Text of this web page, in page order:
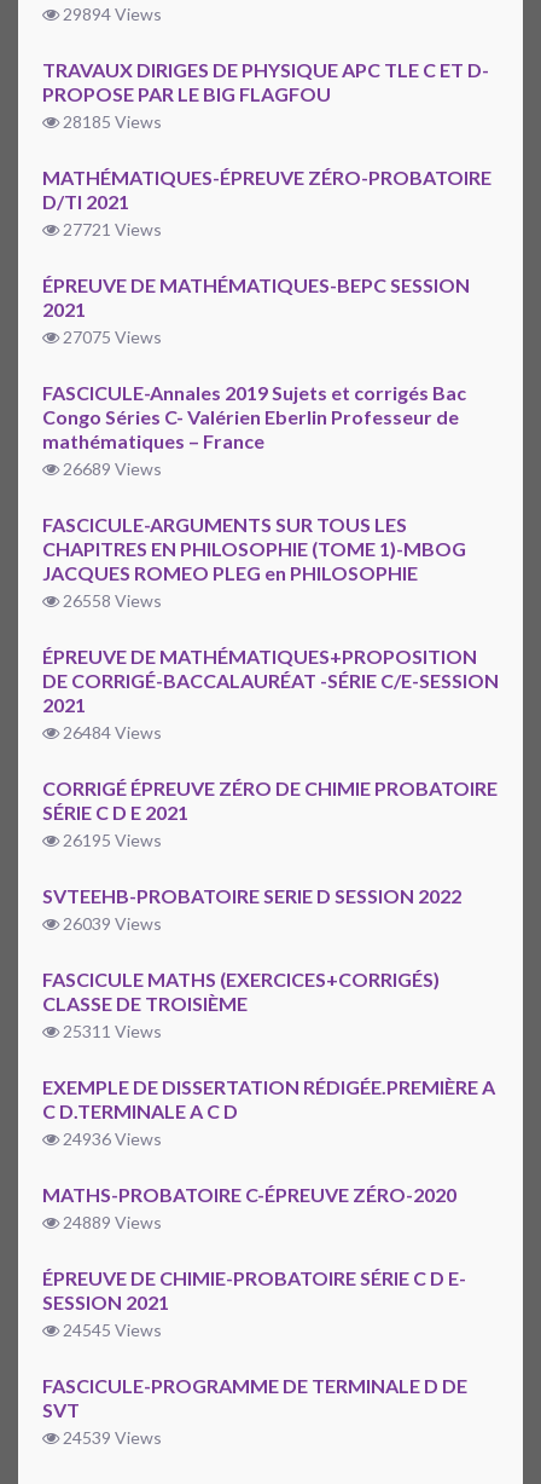
29894 Views
TRAVAUX DIRIGES DE PHYSIQUE APC TLE C ET D-
PROPOSE PAR LE BIG FLAGFOU
28185 Views
MATHÉMATIQUES-ÉPREUVE ZÉRO-PROBATOIRE
D/TI 2021
27721 Views
ÉPREUVE DE MATHÉMATIQUES-BEPC SESSION
2021
27075 Views
FASCICULE-Annales 2019 Sujets et corrigés Bac
Congo Séries C- Valérien Eberlin Professeur de
mathématiques – France
26689 Views
FASCICULE-ARGUMENTS SUR TOUS LES
CHAPITRES EN PHILOSOPHIE (TOME 1)-MBOG
JACQUES ROMEO PLEG en PHILOSOPHIE
26558 Views
ÉPREUVE DE MATHÉMATIQUES+PROPOSITION
DE CORRIGÉ-BACCALAURÉAT -SÉRIE C/E-SESSION
2021
26484 Views
CORRIGÉ ÉPREUVE ZÉRO DE CHIMIE PROBATOIRE
SÉRIE C D E 2021
26195 Views
SVTEEHB-PROBATOIRE SERIE D SESSION 2022
26039 Views
FASCICULE MATHS (EXERCICES+CORRIGÉS)
CLASSE DE TROISIÈME
25311 Views
EXEMPLE DE DISSERTATION RÉDIGÉE.PREMIÈRE A
C D.TERMINALE A C D
24936 Views
MATHS-PROBATOIRE C-ÉPREUVE ZÉRO-2020
24889 Views
ÉPREUVE DE CHIMIE-PROBATOIRE SÉRIE C D E-
SESSION 2021
24545 Views
FASCICULE-PROGRAMME DE TERMINALE D DE
SVT
24539 Views